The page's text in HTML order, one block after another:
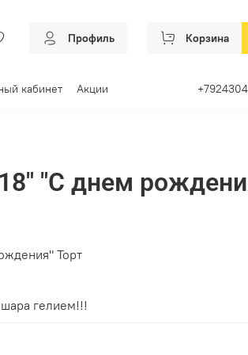
Профиль Корзина
кабинет Акции
"С днем
Торт
гелием!!!